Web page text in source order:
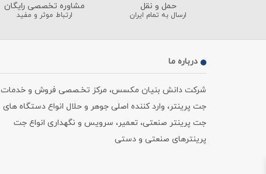
حمل و نقل
ارسال به تمام ایران
مشاوره تخصصی رایگان
ارتباط موثر و مفید
درباره ما
شرکت دانش بنیان مکسس، مرکز تخـصصی فروش و خدمات
جت پرینتر، وارد کننده اصلی جوهر و حلال انواع دستگاه های
جت پرینتر صنعتی، تعمیر، سرویس و نگهداری انواع جت
پرینترهای صنعتی و دستی